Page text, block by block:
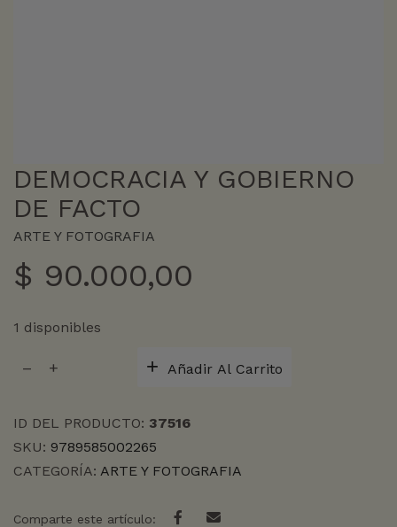
DEMOCRACIA Y GOBIERNO
DE FACTO
ARTE Y FOTOGRAFIA
$ 90.000,00
1 disponibles
FACTO
cantidad
Añadir Al Carrito
ID DEL PRODUCTO: 37516
SKU: 9789585002265
CATEGORÍA: ARTE Y FOTOGRAFIA
Comparte este artículo: